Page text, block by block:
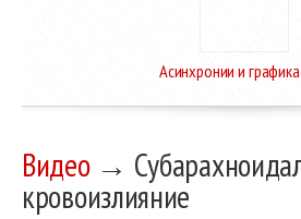
Асинхронии и
Видео→
кровоизлияние